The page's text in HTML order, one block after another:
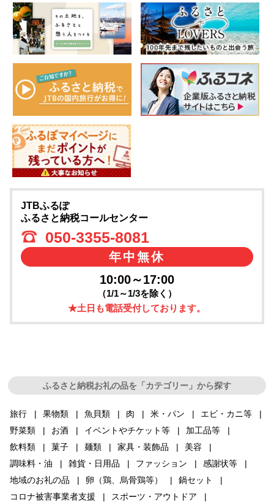
JTBふるぽ
ふるさと納税コールセンター
050-3355-8081
年中無休
10:00～17:00
（1/1～1/3を除く）
★土日も電話受付しております。
ふるさと納税お礼の品を「カテゴリー」から探す
旅行 果物類 魚貝類 肉 米・パン
エビ・カニ等
野菜類
お酒 イベントやチケット等
加工品等
飲料類
菓子 麺類 家具・装飾品
美容
調味料・油
雑貨・日用品 ファッション
感謝状等
地域のお礼の品
卵（鶏、烏骨鶏等）
鍋セット
コロナ被害事業者支援
スポーツ・アウトドア